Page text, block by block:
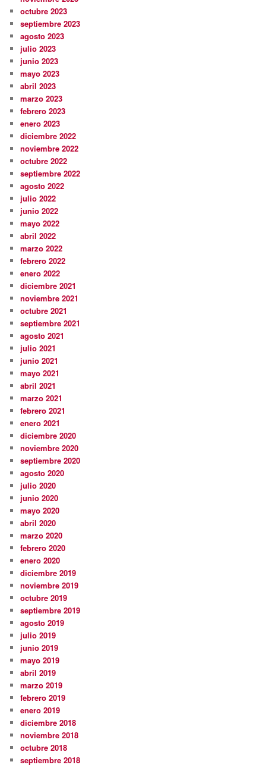
octubre 2023
septiembre 2023
agosto 2023
julio 2023
junio 2023
mayo 2023
abril 2023
marzo 2023
febrero 2023
enero 2023
diciembre 2022
noviembre 2022
octubre 2022
septiembre 2022
agosto 2022
julio 2022
junio 2022
mayo 2022
abril 2022
marzo 2022
febrero 2022
enero 2022
diciembre 2021
noviembre 2021
octubre 2021
septiembre 2021
agosto 2021
julio 2021
junio 2021
mayo 2021
abril 2021
marzo 2021
febrero 2021
enero 2021
diciembre 2020
noviembre 2020
septiembre 2020
agosto 2020
julio 2020
junio 2020
mayo 2020
abril 2020
marzo 2020
febrero 2020
enero 2020
diciembre 2019
noviembre 2019
octubre 2019
septiembre 2019
agosto 2019
julio 2019
junio 2019
mayo 2019
abril 2019
marzo 2019
febrero 2019
enero 2019
diciembre 2018
noviembre 2018
octubre 2018
septiembre 2018